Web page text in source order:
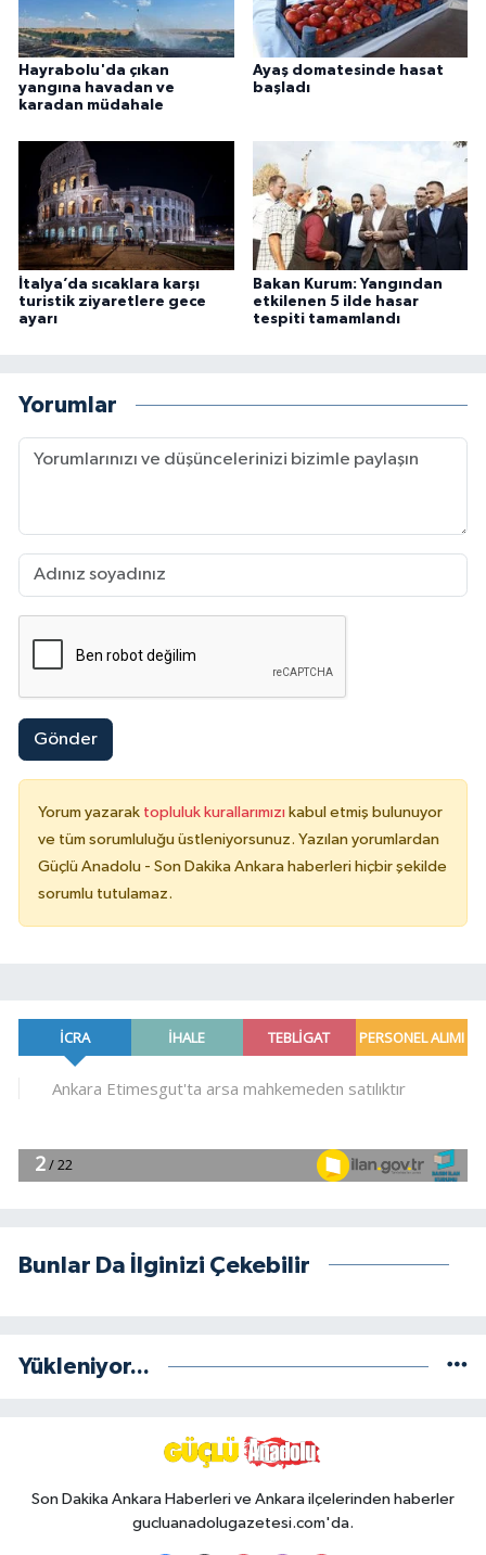
Hayrabolu'da çıkan
yangına havadan ve
karadan müdahale
Ayaş domatesinde hasat
başladı
İtalya’da sıcaklara karşı
turistik ziyaretlere gece
ayarı
Bakan Kurum: Yangından
etkilenen 5 ilde hasar
tespiti tamamlandı
Yorumlar
Gönder
Yorum yazarak topluluk kurallarımızı kabul etmiş bulunuyor
ve tüm sorumluluğu üstleniyorsunuz. Yazılan yorumlardan
Güçlü Anadolu - Son Dakika Ankara haberleri hiçbir şekilde
sorumlu tutulamaz.
Bunlar Da İlginizi Çekebilir
Yükleniyor...
Son Dakika Ankara Haberleri ve Ankara ilçelerinden haberler
gucluanadolugazetesi.com'da.